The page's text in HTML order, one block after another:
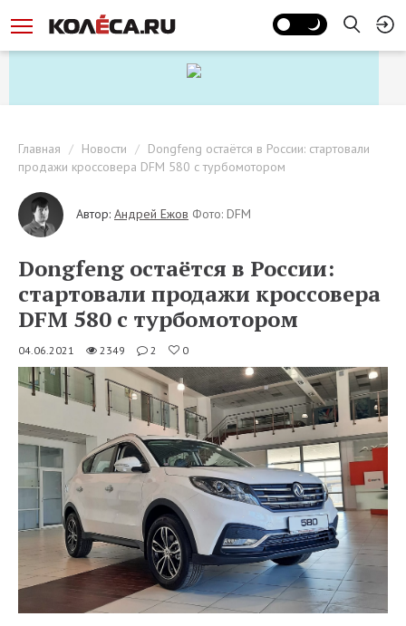
Главная Новости
Dongfeng остаётся в России: стартовали
продажи кроссовера DFM 580 с турбомотором
Автор: Андрей Ежов Фото: DFM
Dongfeng остаётся в России:
стартовали продажи кроссовера
DFM 580 с турбомотором
04.06.2021 2349 2 0